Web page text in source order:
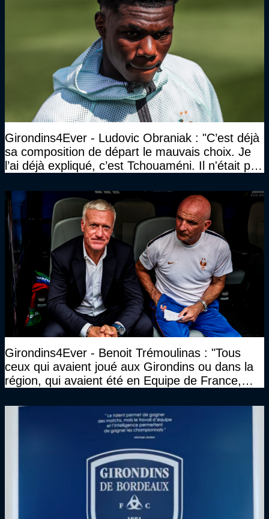
Girondins4Ever - Ludovic Obraniak : "C’est déjà
sa composition de départ le mauvais choix. Je
l’ai déjà expliqué, c’est Tchouaméni. Il n'était pas
Girondins4Ever - Benoit Trémoulinas : "Tous
ceux qui avaient joué aux Girondins ou dans la
région, qui avaient été en Equipe de France,